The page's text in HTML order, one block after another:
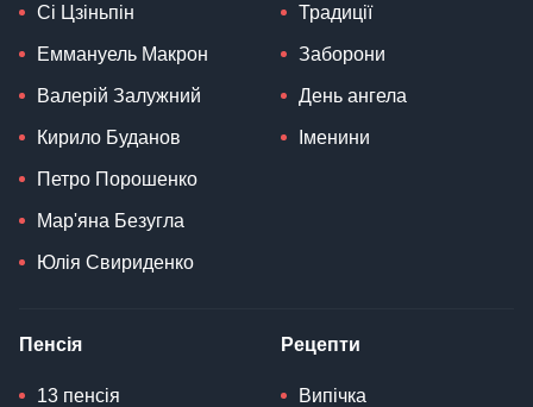
Сі Цзіньпін
Еммануель Макрон
Валерій Залужний
Кирило Буданов
Петро Порошенко
Мар'яна Безугла
Юлія Свириденко
Традиції
Заборони
День ангела
Іменини
Пенсія
13 пенсія
Рецепти
Випічка